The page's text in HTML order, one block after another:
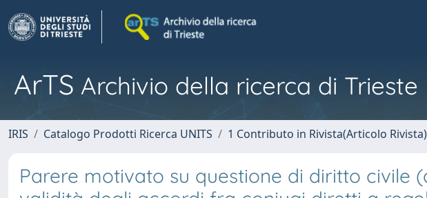
ArTS Archivio della ricerca di Trieste
IRIS Catalogo Prodotti Ricerca UNITS 1 Contributo in Rivista(Articolo Rivista)
Parere motivato su questione di diritto civile